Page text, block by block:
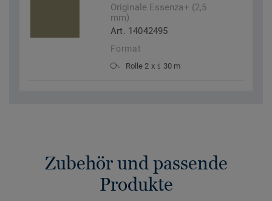
Originale Essenza+ (2,5
mm)
Art. 14042495
Format
Rolle 2 x ≤ 30 m
Zubehör und passende
Produkte